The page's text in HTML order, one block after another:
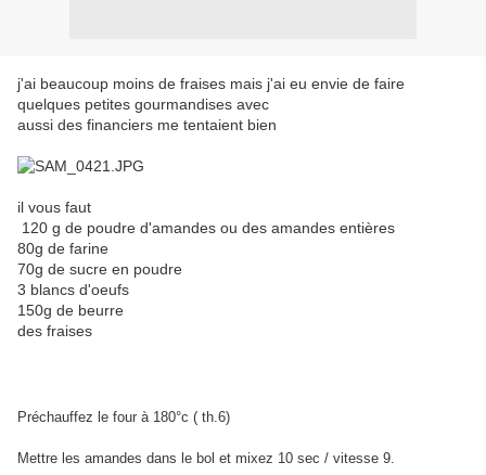
j'ai beaucoup moins de fraises mais j'ai eu envie de faire
quelques petites gourmandises avec
aussi des financiers me tentaient bien
il vous faut
120 g de poudre d'amandes ou des amandes entières
80g de farine
70g de sucre en poudre
3 blancs d'oeufs
150g de beurre
des fraises
Préchauffez le four à 180°c ( th.6)
Mettre les amandes dans le bol et mixez 10 sec / vitesse 9.